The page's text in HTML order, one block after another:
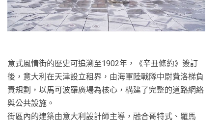
意式風情街的歷史可追溯至1902年，《辛丑條約》簽訂
後，意大利在天津設立租界，由海軍陸戰隊中尉費洛梯負
責規劃，以馬可波羅廣場為核心，構建了完整的道路網絡
與公共設施。
街區內的建築由意大利設計師主導，融合哥特式、羅馬